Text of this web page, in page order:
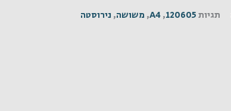
תגיות120605
,
A4
, משושה, נירוסטה